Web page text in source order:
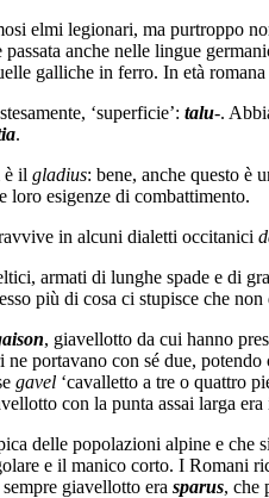
elmi legionari, ma purtroppo
passata anche nelle lingue
galliche in ferro. In età
‘superficie’: talu-.
.
è il gladius: bene, anche questo è
loro esigenze di combattimento.
in alcuni dialetti occitanici
armati di lunghe spade e di
più di cosa ci stupisce che
, giavellotto da cui hanno
portavano con sé due,
gavel ‘cavalletto a tre o quattro
con la punta assai larga era
delle popolazioni alpine e che
e il manico corto. I
sempre giavellotto era sparus, che